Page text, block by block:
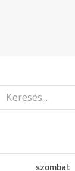
szombat